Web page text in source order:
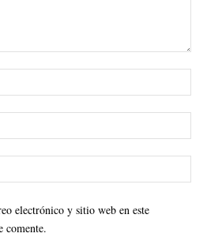
electrónico y sitio web en este
comente.